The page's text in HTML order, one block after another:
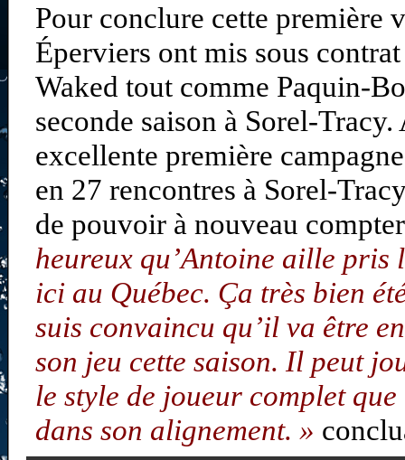
Pour conclure cette première
Éperviers ont mis sous
Waked tout comme Paquin-
seconde saison à Sorel-
excellente première
en 27 rencontres à Sorel-
de pouvoir à nouveau
heureux qu’Antoine aille pris
ici au Québec. Ça très bien
suis convaincu qu’il va être
son jeu cette saison. Il peut
le style de joueur complet
dans son alignement. »